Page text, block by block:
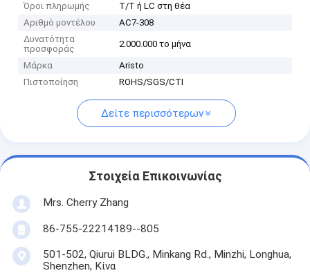
Όροι πληρωμής
T/T ή LC στη θέα
Αριθμό μοντέλου
AC7-308
Δυνατότητα
προσφοράς
2.000.000 το μήνα
Μάρκα
Aristo
Πιστοποίηση
ROHS/SGS/CTI
Δείτε περισσότερων
Στοιχεία Επικοινωνίας
Mrs. Cherry Zhang
86-755-22214189--805
501-502, Qiurui BLDG., Minkang Rd., Minzhi, Longhua,
Shenzhen, Κίνα